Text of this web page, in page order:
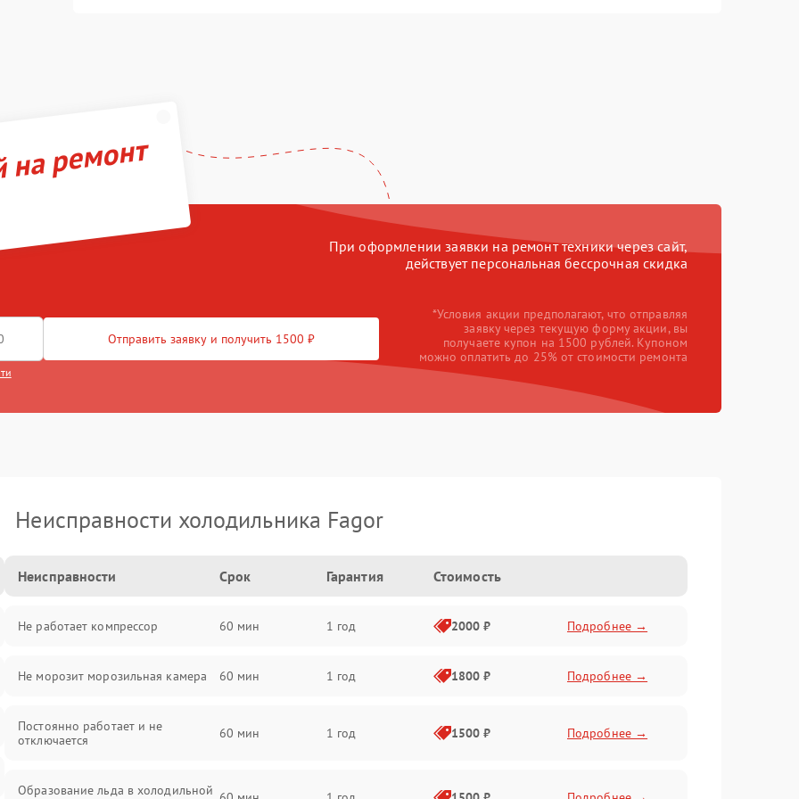
ремонт
При оформлении заявки на ремонт техники через сайт,
действует персональная бессрочная скидка
Отправить заявку и получить 1500 ₽
*Условия акции предполагают, что отправляя
заявку через текущую форму акции, вы
получаете купон на 1500 рублей. Купоном
можно оплатить до 25% от стоимости ремонта
Неисправности холодильника Fagor
Неисправности Срок Гарантия Стоимость
Не работает компрессор 60 мин 1 год 2000 ₽ Подробнее →
Не морозит морозильная камера 60 мин 1 год 1800 ₽ Подробнее →
Постоянно работает и не
отключается
60 мин 1 год 1500 ₽ Подробнее →
Образование льда в холодильной